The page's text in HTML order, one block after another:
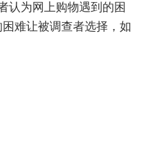
认为网上购物遇到的困
难让被调查者选择，如